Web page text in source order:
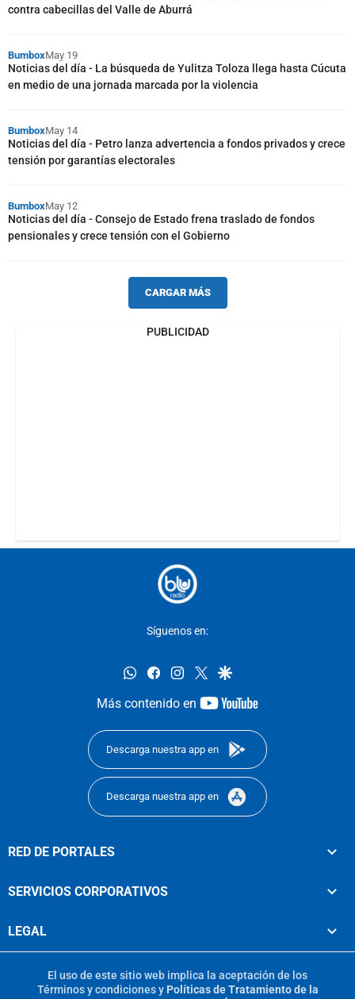
contra cabecillas del Valle de Aburrá
BumboxMay 19
Noticias del día - La búsqueda de Yulitza Toloza llega hasta Cúcuta
en medio de una jornada marcada por la violencia
BumboxMay 14
Noticias del día - Petro lanza advertencia a fondos privados y crece
tensión por garantías electorales
BumboxMay 12
Noticias del día - Consejo de Estado frena traslado de fondos
pensionales y crece tensión con el Gobierno
CARGAR MÁS
PUBLICIDAD
Síguenos en:
whatsappfacebookinstagram
twittergoogle
Más contenido en
youtube-
Descarga nuestra app en
Descarga nuestra app en
RED DE PORTALES
SERVICIOS CORPORATIVOS
LEGAL
El uso de este sitio web implica la aceptación de los
Términos y condicionesy Políticas de Tratamiento de la